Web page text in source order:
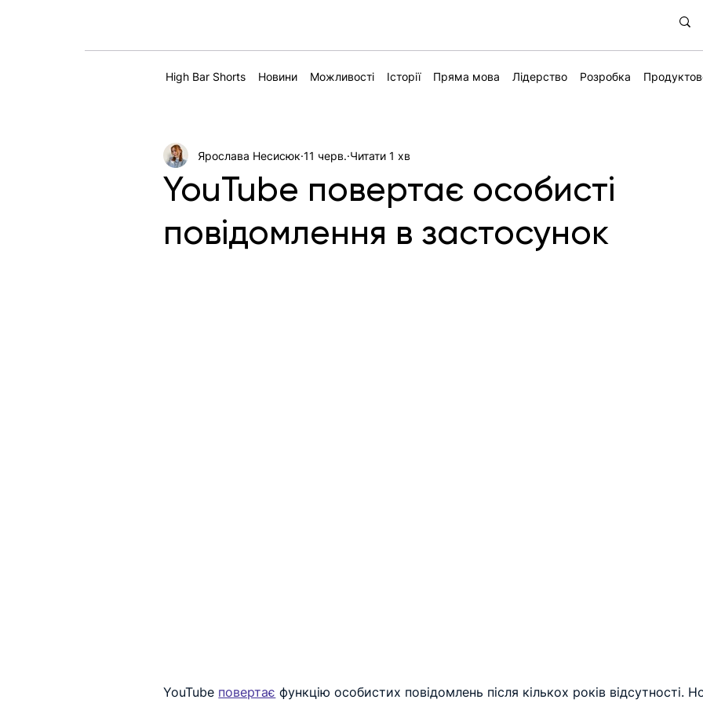
High Bar Shorts Новини Можливості Історії Пряма мова Лідерство Розробка
YouTube повертає особисті
повідомлення в застосунок
Ярослава Несисюк 11 черв. Читати 1 хв
YouTube повертає функцію особистих повідомлень після кількох років відсутності.